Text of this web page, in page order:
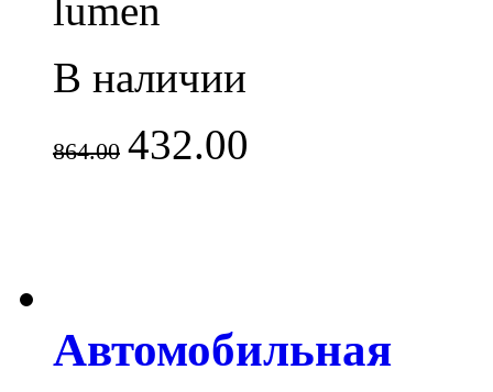
lumen
В наличии
864.00 432.00
Автомобильная